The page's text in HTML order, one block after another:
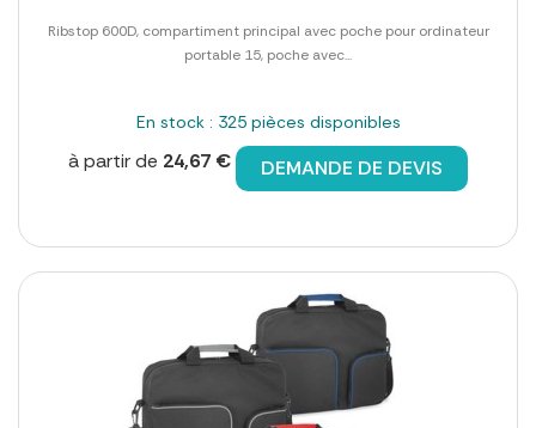
Ribstop 600D, compartiment principal avec poche pour ordinateur
portable 15, poche avec...
En stock : 325 pièces disponibles
à partir de 24,67 € DEMANDE DE DEVIS